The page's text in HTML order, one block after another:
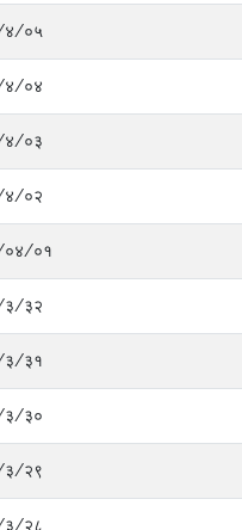
४/०५
४/०४
४/०३
४/०२
०४/०१
३/३२
३/३१
३/३०
३/२९
३/२८